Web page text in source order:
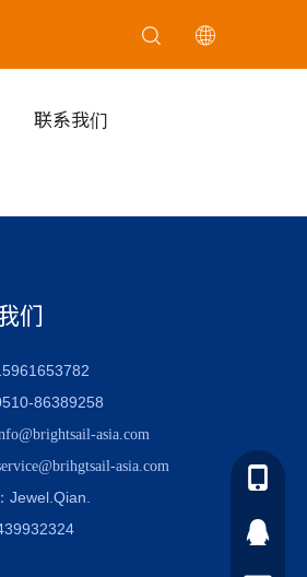
联系我们
们
86389258
asia.com
asia.com
：Jewel.Qian.